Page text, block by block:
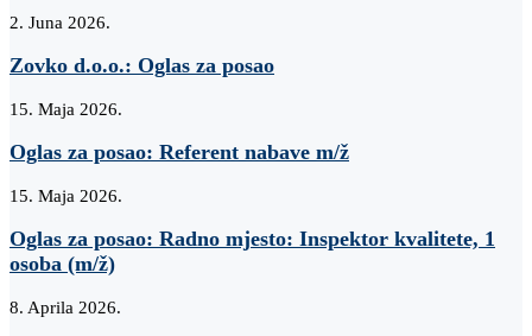
2. Juna 2026.
Zovko d.o.o.: Oglas za posao
15. Maja 2026.
Oglas za posao: Referent nabave m/ž
15. Maja 2026.
Oglas za posao: Radno mjesto: Inspektor kvalitete, 1
osoba (m/ž)
8. Aprila 2026.